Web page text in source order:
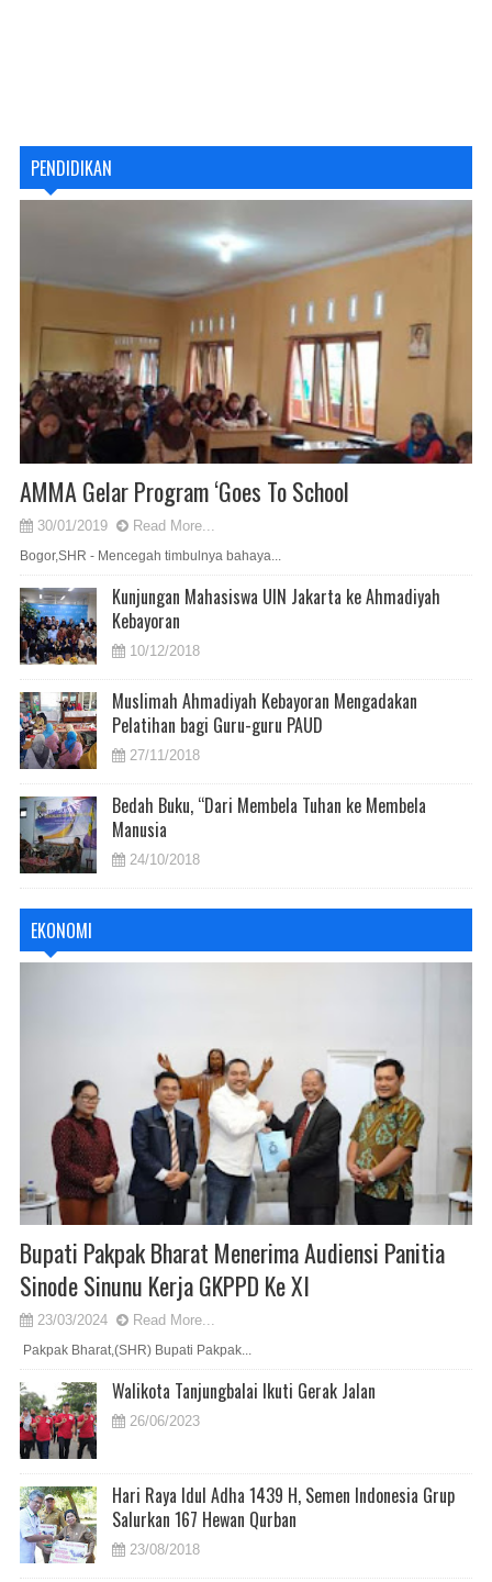
PENDIDIKAN
AMMA Gelar Program ‘Goes To School
30/01/2019 Read More...
Bogor,SHR - Mencegah timbulnya bahaya...
Kunjungan Mahasiswa UIN Jakarta ke Ahmadiyah
Kebayoran
10/12/2018
Muslimah Ahmadiyah Kebayoran Mengadakan
Pelatihan bagi Guru-guru PAUD
27/11/2018
Bedah Buku, “Dari Membela Tuhan ke Membela
Manusia
24/10/2018
EKONOMI
Bupati Pakpak Bharat Menerima Audiensi Panitia
Sinode Sinunu Kerja GKPPD Ke XI
23/03/2024 Read More...
Pakpak Bharat,(SHR) Bupati Pakpak...
Walikota Tanjungbalai Ikuti Gerak Jalan
26/06/2023
Hari Raya Idul Adha 1439 H, Semen Indonesia Grup
Salurkan 167 Hewan Qurban
23/08/2018